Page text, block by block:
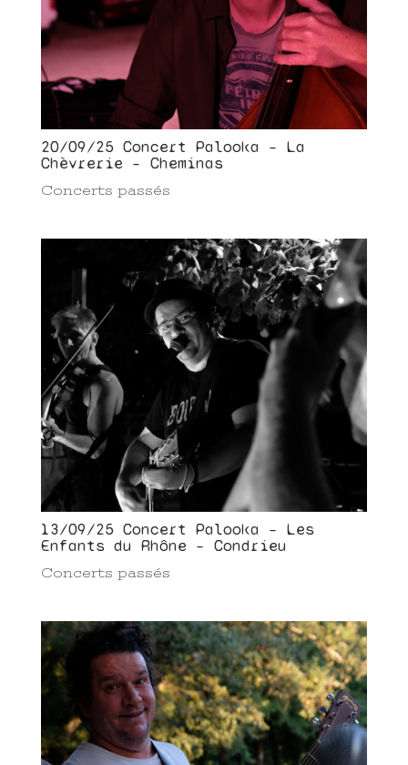
20/09/25 Concert Palooka – La
Chèvrerie – Cheminas
Concerts passés
13/09/25 Concert Palooka – Les
Enfants du Rhône – Condrieu
Concerts passés